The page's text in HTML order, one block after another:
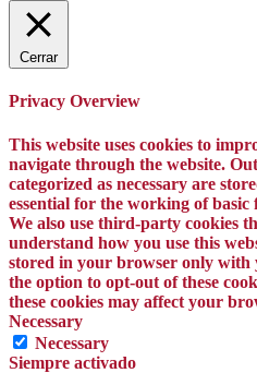
Cerrar
Privacy Overview
This website uses cookies to
navigate through the website.
categorized as necessary are
essential for the working of basic
We also use third-party cookies
understand how you use this
stored in your browser only with
the option to opt-out of these
these cookies may affect your
Necessary
Necessary
Siempre activado